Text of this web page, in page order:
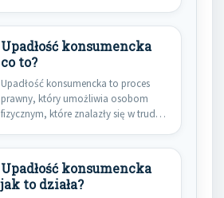
Upadłość konsumencka
co to?
Upadłość konsumencka to proces
prawny, który umożliwia osobom
fizycznym, które znalazły się w trudnej
Upadłość konsumencka
jak to działa?